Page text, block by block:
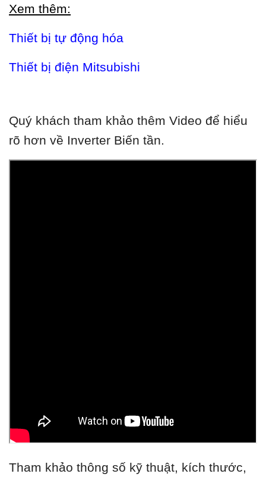
Xem thêm:
Thiết bị tự động hóa
Thiết bị điện Mitsubishi
Quý khách tham khảo thêm Video để hiểu
rõ hơn về Inverter Biến tần.
Tham khảo thông số kỹ thuật, kích thước,